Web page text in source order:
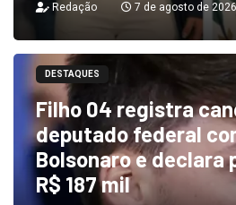
Redação 7 de agosto de 2026
DESTAQUES
Filho 04 registra
deputado federal
Bolsonaro e declara
R$ 187 mil